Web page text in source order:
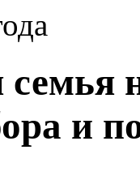
семья
и